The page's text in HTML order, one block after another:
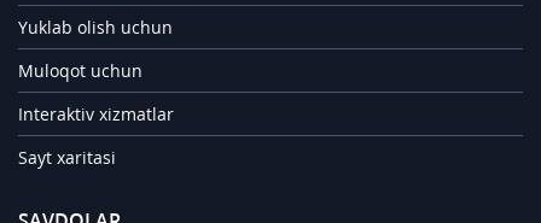
Yuklab olish uchun
Muloqot uchun
Interaktiv xizmatlar
Sayt xaritasi